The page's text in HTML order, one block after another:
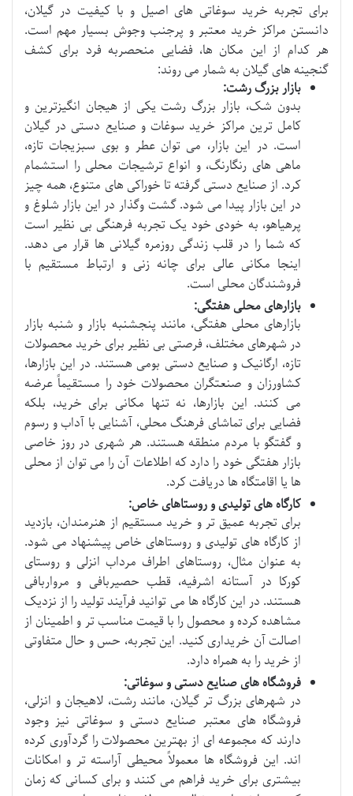
برای تجربه خرید سوغاتی های اصیل و با کیفیت در گیلان،
دانستن مراکز خرید معتبر و پرجنب وجوش بسیار مهم است.
هر کدام از این مکان ها، فضایی منحصربه فرد برای کشف
گنجینه های گیلان به شمار می روند:
بازار بزرگ رشت:
بدون شک، بازار بزرگ رشت یکی از هیجان انگیزترین و
کامل ترین مراکز خرید سوغات و صنایع دستی در گیلان
است. در این بازار، می توان عطر و بوی سبزیجات تازه،
ماهی های رنگارنگ، و انواع ترشیجات محلی را استشمام
کرد. از صنایع دستی گرفته تا خوراکی های متنوع، همه چیز
در این بازار پیدا می شود. گشت وگذار در این بازار شلوغ و
پرهیاهو، به خودی خود یک تجربه فرهنگی بی نظیر است
که شما را در قلب زندگی روزمره گیلانی ها قرار می دهد.
اینجا مکانی عالی برای چانه زنی و ارتباط مستقیم با
فروشندگان محلی است.
بازارهای محلی هفتگی:
بازارهای محلی هفتگی، مانند پنجشنبه بازار و شنبه بازار
در شهرهای مختلف، فرصتی بی نظیر برای خرید محصولات
تازه، ارگانیک و صنایع دستی بومی هستند. در این بازارها،
کشاورزان و صنعتگران محصولات خود را مستقیماً عرضه
می کنند. این بازارها، نه تنها مکانی برای خرید، بلکه
فضایی برای تماشای فرهنگ محلی، آشنایی با آداب و رسوم
و گفتگو با مردم منطقه هستند. هر شهری در روز خاصی
بازار هفتگی خود را دارد که اطلاعات آن را می توان از محلی
ها یا اقامتگاه ها دریافت کرد.
کارگاه های تولیدی و روستاهای خاص:
برای تجربه عمیق تر و خرید مستقیم از هنرمندان، بازدید
از کارگاه های تولیدی و روستاهای خاص پیشنهاد می شود.
به عنوان مثال، روستاهای اطراف مرداب انزلی و روستای
کورکا در آستانه اشرفیه، قطب حصیربافی و مرواربافی
هستند. در این کارگاه ها می توانید فرآیند تولید را از نزدیک
مشاهده کرده و محصول را با قیمت مناسب تر و اطمینان از
اصالت آن خریداری کنید. این تجربه، حس و حال متفاوتی
از خرید را به همراه دارد.
فروشگاه های صنایع دستی و سوغاتی:
در شهرهای بزرگ تر گیلان، مانند رشت، لاهیجان و انزلی،
فروشگاه های معتبر صنایع دستی و سوغاتی نیز وجود
دارند که مجموعه ای از بهترین محصولات را گردآوری کرده
اند. این فروشگاه ها معمولاً محیطی آراسته تر و امکانات
بیشتری برای خرید فراهم می کنند و برای کسانی که زمان